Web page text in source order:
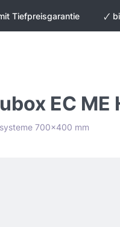
Tiefpreisgarantie 🗸
EC
700x400 mm